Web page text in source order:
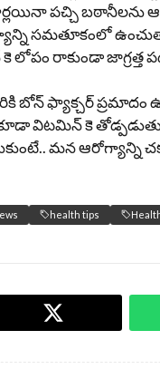
పచ్చి బఠానీలను
సమతూకంలో
లోపం రాకుండా జాగ్ర‌త్త
ఫ్యాక్చర్ ప్రమాదం
కూడా విటమిన్ కె
మన ఆరోగ్యాన్ని
health tips